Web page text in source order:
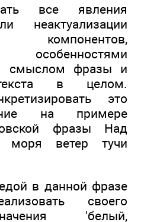
все явления
неактуализации
компонентов,
особенностями
смыслом фразы и
в целом.
это
на примере
фразы Над
моря ветер тучи
в данной фразе
своего
'белый,